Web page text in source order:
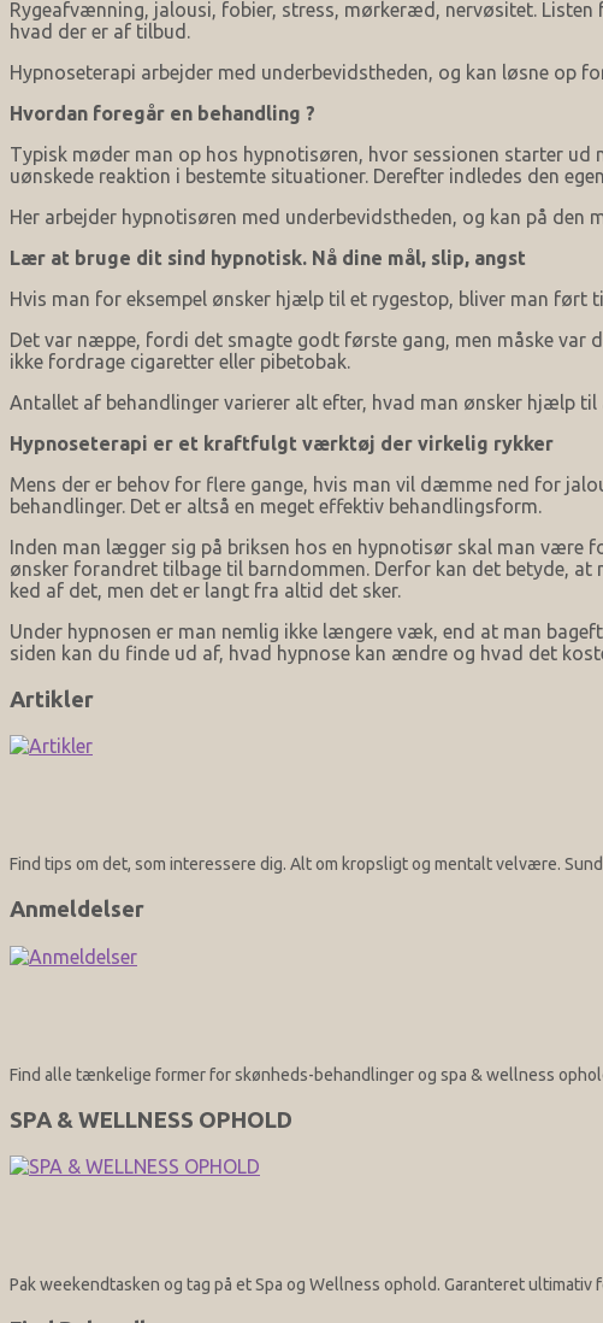
Rygeafvænning, jalousi, fobier, stress, mørkeræd, nervøsitet. Listen
hvad der er af tilbud.
Hypnoseterapi arbejder med underbevidstheden, og kan løsne op
Hvordan foregår en behandling ?
Typisk møder man op hos hypnotisøren, hvor sessionen starter
uønskede reaktion i bestemte situationer. Derefter indledes den
Her arbejder hypnotisøren med underbevidstheden, og kan på
Lær at bruge dit sind hypnotisk. Nå dine mål, slip, angst
Hvis man for eksempel ønsker hjælp til et rygestop, bliver man ført
Det var næppe, fordi det smagte godt første gang, men måske var
ikke fordrage cigaretter eller pibetobak.
Antallet af behandlinger varierer alt efter, hvad man ønsker hjælp
Hypnoseterapi er et kraftfulgt værktøj der virkelig rykker
Mens der er behov for flere gange, hvis man vil dæmme ned for
behandlinger. Det er altså en meget effektiv behandlingsform.
Inden man lægger sig på briksen hos en hypnotisør skal man være
ønsker forandret tilbage til barndommen. Derfor kan det betyde,
ked af det, men det er langt fra altid det sker.
Under hypnosen er man nemlig ikke længere væk, end at man
siden kan du finde ud af, hvad hypnose kan ændre og hvad det
Artikler
Find tips om det, som interessere dig. Alt om kropsligt og mentalt velvære.
Anmeldelser
Find alle tænkelige former for skønheds-behandlinger og spa & wellness
SPA & WELLNESS OPHOLD
Pak weekendtasken og tag på et Spa og Wellness ophold. Garanteret